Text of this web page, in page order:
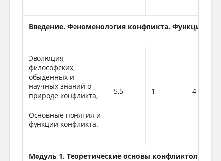
Введение. Феноменология конфликта. Функции
Эволюция
философских,
обыденных и
научных знаний о
природе конфликта,
Основные понятия и
функции конфликта.
5,5 1 4
Модуль 1. Теоретические основы конфликтологии